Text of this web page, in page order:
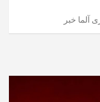
آلما خبر